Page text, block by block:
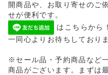
開商品や、お取り寄せのご
せが便利です。
はこちらから
一同心よりお待ちしておりま
※セール品・予約商品など
商品がございます。まずは